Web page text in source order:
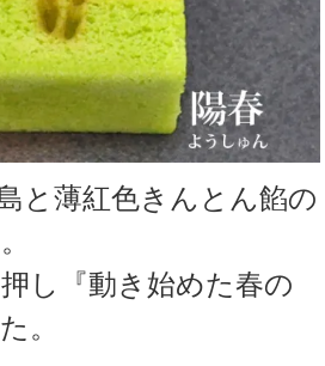
と薄紅色きんとん餡の
し『動き始めた春の
。